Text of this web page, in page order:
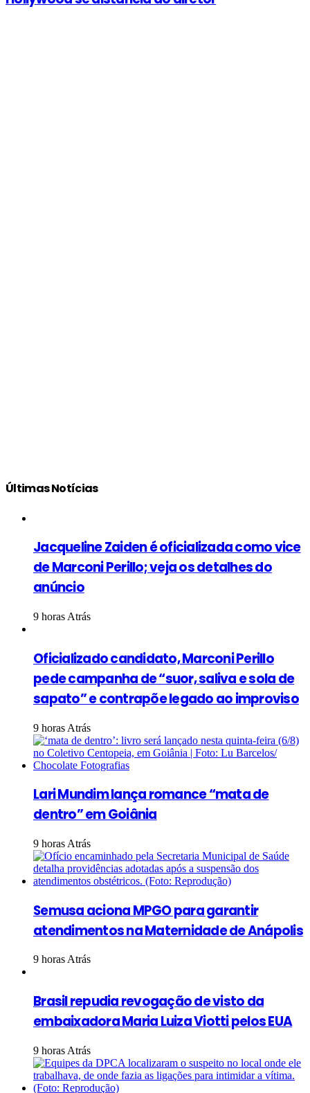
Últimas Notícias
Jacqueline Zaiden é oficializada como vice
de Marconi Perillo; veja os detalhes do
anúncio
9 horas Atrás
Oficializado candidato, Marconi Perillo
pede campanha de “suor, saliva e sola de
sapato” e contrapõe legado ao improviso
9 horas Atrás
Lari Mundim lança romance “mata de
dentro” em Goiânia
9 horas Atrás
Semusa aciona MPGO para garantir
atendimentos na Maternidade de Anápolis
9 horas Atrás
Brasil repudia revogação de visto da
embaixadora Maria Luiza Viotti pelos EUA
9 horas Atrás